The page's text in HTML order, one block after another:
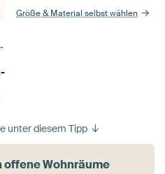
Größe & Material selbst wählen
unter diesem Tipp
Wohnräume